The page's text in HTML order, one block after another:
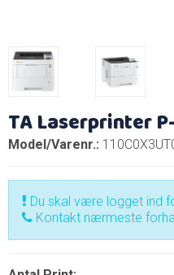
TA Laserprinter
Model/Varenr.:
Du skal være logget ind
Kontakt nærmeste